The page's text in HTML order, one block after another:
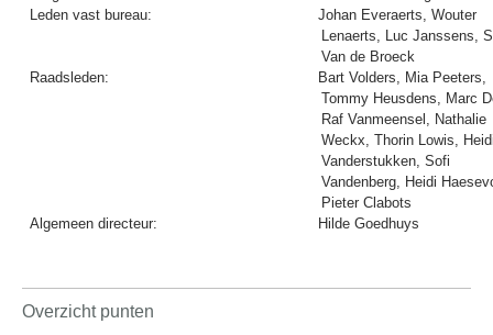
Leden vast bureau:
Johan Everaerts, Wouter
Lenaerts, Luc Janssens,
Van de Broeck
Raadsleden:
Bart Volders, Mia Peeters,
Tommy Heusdens, Marc
Raf Vanmeensel, Nathalie
Weckx, Thorin Lowis,
Vanderstukken, Sofi
Vandenberg, Heidi
Pieter Clabots
Algemeen directeur:
Hilde Goedhuys
Overzicht punten